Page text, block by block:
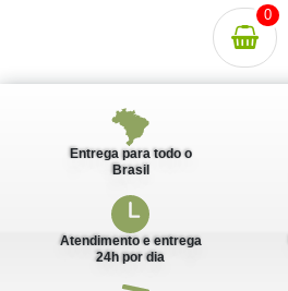
0
Entrega para todo o
Brasil
Atendimento e entrega
24h por dia